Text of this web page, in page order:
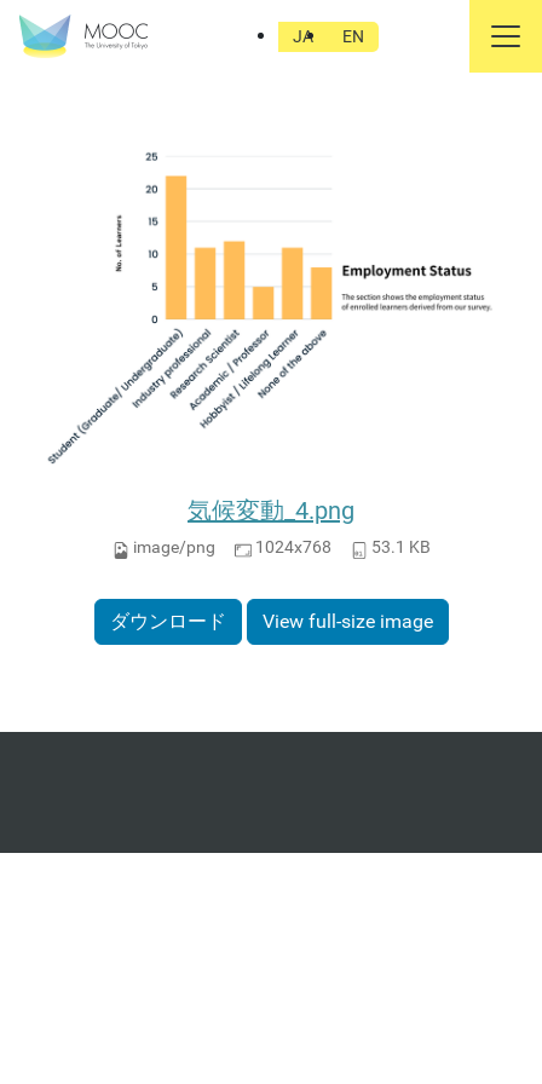
JA EN
気候変動_4.png
気候変動_4.png
image/png 1024x768 53.1 KB
ダウンロード View full-size image